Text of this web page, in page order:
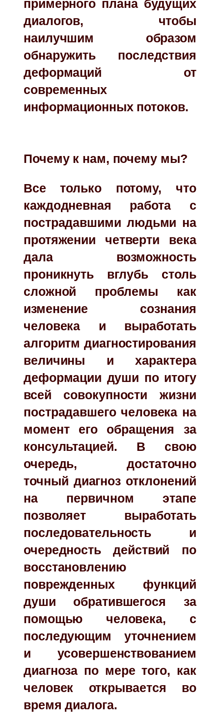
примерного плана будущих
диалогов, чтобы
наилучшим образом
обнаружить последствия
деформаций от
современных
информационных потоков.
Почему к нам, почему мы?
Все только потому, что
каждодневная работа с
пострадавшими людьми на
протяжении четверти века
дала возможность
проникнуть вглубь столь
сложной проблемы как
изменение сознания
человека и выработать
алгоритм диагностирования
величины и характера
деформации души по итогу
всей совокупности жизни
пострадавшего человека на
момент его обращения за
консультацией. В свою
очередь, достаточно
точный диагноз отклонений
на первичном этапе
позволяет выработать
последовательность и
очередность действий по
восстановлению
поврежденных функций
души обратившегося за
помощью человека, с
последующим уточнением
и усовершенствованием
диагноза по мере того, как
человек открывается во
время диалога.